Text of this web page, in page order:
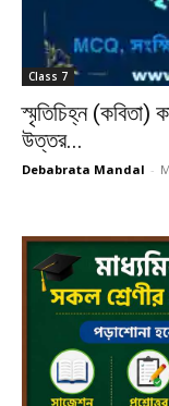
Class 7
স্মৃতিচিহ্ন (কবিতা)
উত্তর...
Debabrata Mandal -